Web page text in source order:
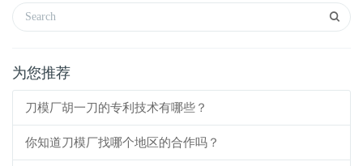
为您推荐
刀模厂胡一刀的专利技术有哪些？
你知道刀模厂找哪个地区的合作吗？